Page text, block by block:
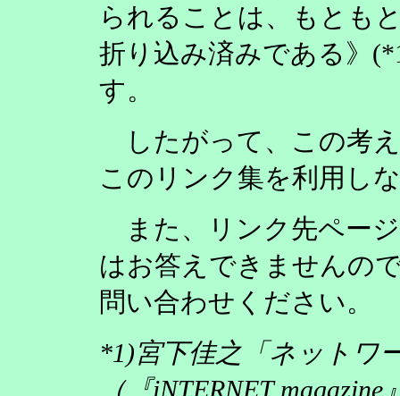
られることは、もとも
折り込み済みである》
す。
したがって、この考
このリンク集を利用し
また、リンク先ペー
はお答えできませんの
問い合わせください。
*1)宮下佳之「ネットワ
（『iNTERNET